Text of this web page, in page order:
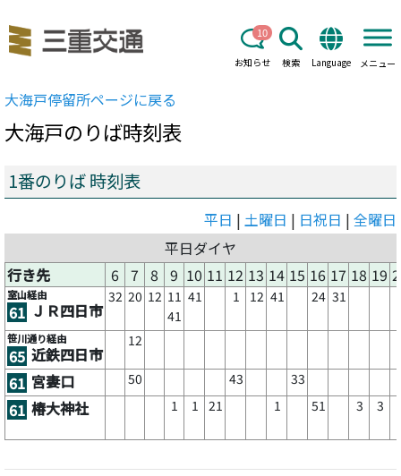
お知らせ
10
検索 Language メニュー
大海戸停留所ページに戻る
大海戸のりば時刻表
1番のりば 時刻表
平日 | 土曜日 | 日祝日 | 全曜日
平日ダイヤ
行き先
6 7 8 9 10 11 12 13 14 15 16 17 18 19
室山経由
61 ＪＲ四日市
32 20 12 11
41
41 1 12 41 24 31
笹川通り経由
65 近鉄四日市
12
61 宮妻口 50 43 33
61 椿大神社 1 1 21 1 51 3 3